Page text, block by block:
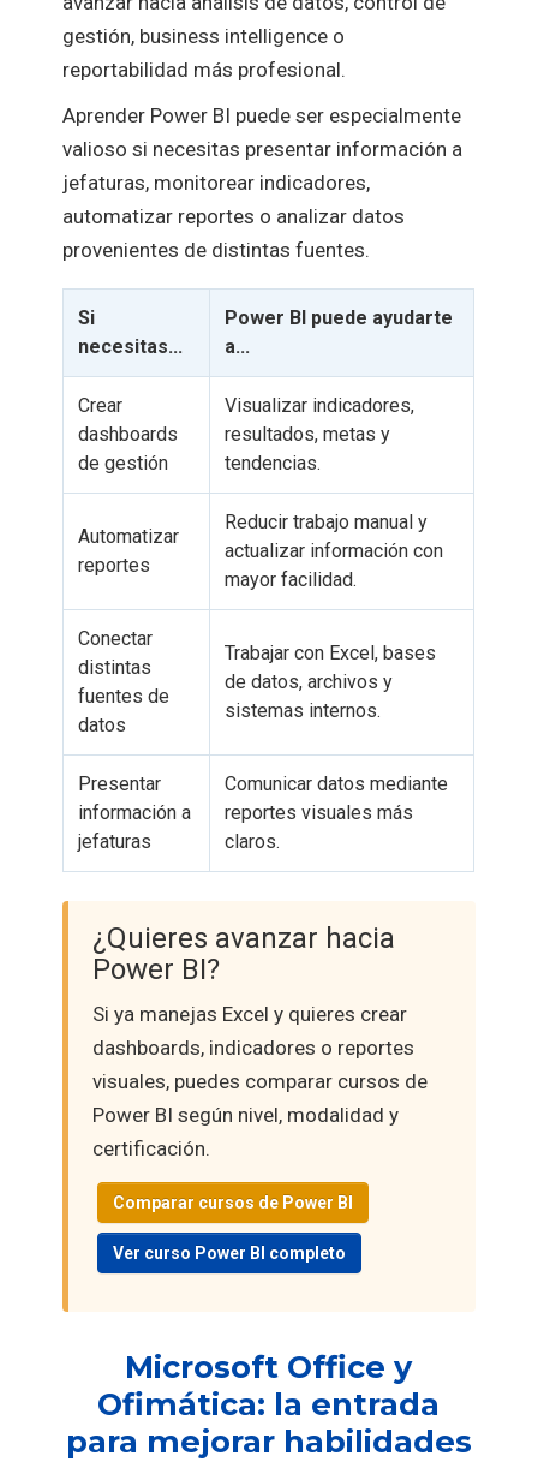
gestión, business intelligence o
reportabilidad más profesional.
Aprender Power BI puede ser especialmente
valioso si necesitas presentar información a
jefaturas, monitorear indicadores,
automatizar reportes o analizar datos
provenientes de distintas fuentes.
Si
necesitas...
Power BI puede ayudarte
a...
Crear
dashboards
de gestión
Visualizar indicadores,
resultados, metas y
tendencias.
Automatizar
reportes
Reducir trabajo manual y
actualizar información con
mayor facilidad.
Conectar
distintas
fuentes de
datos
Trabajar con Excel, bases
de datos, archivos y
sistemas internos.
Presentar
información a
jefaturas
Comunicar datos mediante
reportes visuales más
claros.
¿Quieres avanzar hacia
Power BI?
Si ya manejas Excel y quieres crear
dashboards, indicadores o reportes
visuales, puedes comparar cursos de
Power BI según nivel, modalidad y
certificación.
Comparar cursos de Power BI
Ver curso Power BI completo
Microsoft Office y
Ofimática: la entrada
para mejorar habilidades